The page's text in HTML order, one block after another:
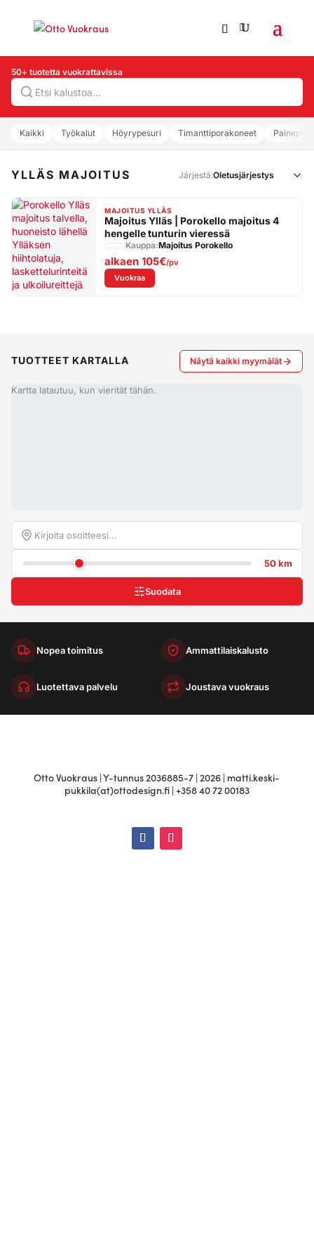
Hae
50+ tuotetta vuokrattavissa
Kaikki Työkalut Höyrypesuri Timanttiporakoneet
YLLÄS MAJOITUS Järjestä:
MAJOITUS YLLÄS
Majoitus Ylläs | Porokello majoitus 4
hengelle tunturin vieressä
Kauppa:Majoitus Porokello
alkaen 105€/pv
Vuokraa: Majoitus Ylläs | Porokello majoitus 4
TUOTTEET KARTALLA Näytä kaikki myymälät
Kartta latautuu, kun vierität tähän.
50 km
Suodata
Nopea toimitus Ammattilaiskalusto
Luotettava palvelu Joustava vuokraus
Otto Vuokraus | Y-tunnus 2036885-7 | 2026 | matti.keski-
pukkila(at)ottodesign.fi | +358 40 72 00183